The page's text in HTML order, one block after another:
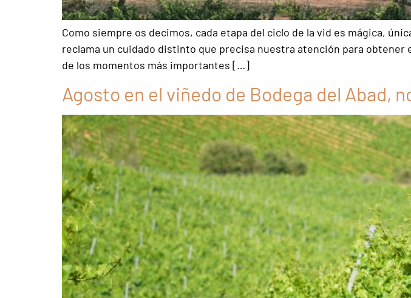
Como siempre os decimos, cada etapa del ciclo de la vid es mágica,
reclama un cuidado distinto que precisa nuestra atención para
de los momentos más importantes […]
Agosto en el viñedo de Bodega del Abad,